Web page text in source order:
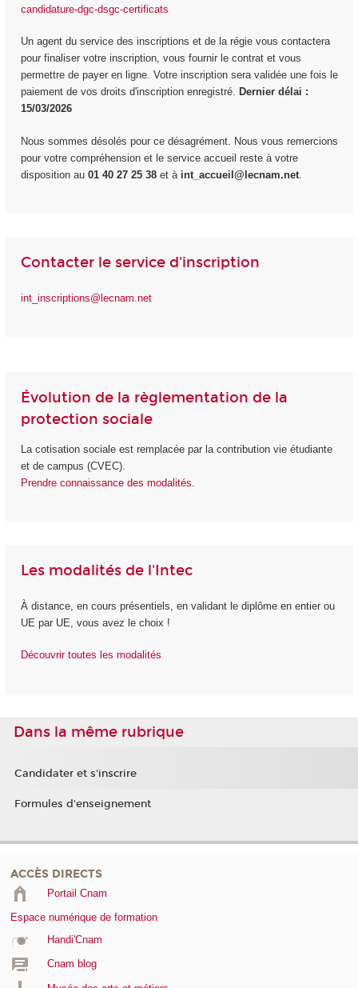
candidature-dgc-dsgc-certificats
Un agent du service des inscriptions et de la régie vous contactera
pour finaliser votre inscription, vous fournir le contrat et vous
permettre de payer en ligne. Votre inscription sera validée une fois le
paiement de vos droits d'inscription enregistré. Dernier délai :
15/03/2026
Nous sommes désolés pour ce désagrément. Nous vous remercions
pour votre compréhension et le service accueil reste à votre
disposition au 01 40 27 25 38et à int_accueil@lecnam.net.
Contacter le service d'inscription
int_inscriptions@lecnam.net
Évolution de la règlementation de la
protection sociale
La cotisation sociale est remplacée par la contribution vie étudiante
et de campus (CVEC).
Prendre connaissance des modalités.
Les modalités de l'Intec
À distance, en cours présentiels, en validant le diplôme en entier ou
UE par UE, vous avez le choix !
Découvrir toutes les modalités
Dans la même rubrique
Candidater et s'inscrire
Formules d'enseignement
ACCÈS DIRECTS
Portail Cnam
Espace numérique de formation
Handi'Cnam
Cnam blog